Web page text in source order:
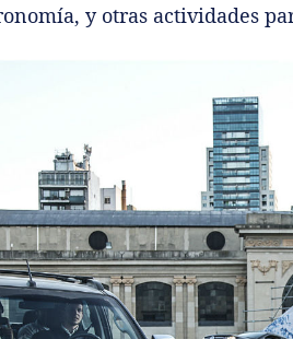
y otras actividades